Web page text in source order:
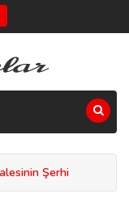
Şerhi